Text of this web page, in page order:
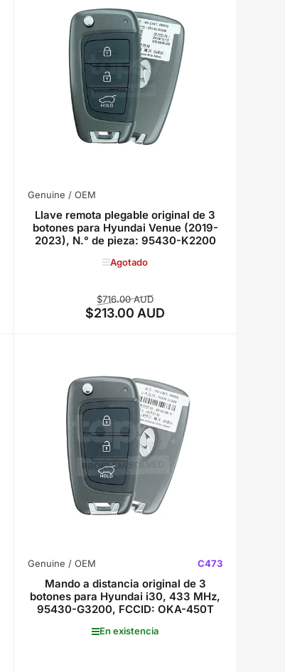
Genuine / OEM
Llave remota plegable original de 3
botones para Hyundai Venue (2019-
2023), N.° de pieza: 95430-K2200
Agotado
Precio
regular
$716.00 AUDPrecio
de
$213.00 AUD
Genuine / OEM C473
Mando a distancia original de 3
botones para Hyundai i30, 433 MHz,
95430-G3200, FCCID: OKA-450T
En existencia